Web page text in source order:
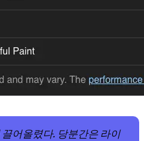
어올렸다. 당분간은 라이